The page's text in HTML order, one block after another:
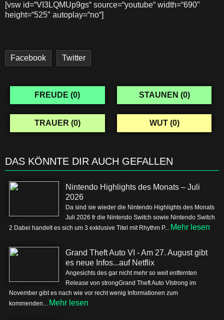
[vsw id=“VI3LQMUp9gs“ source=“youtube“ width=“690″
height=“525″ autoplay=“no“]
Facebook Twitter
FREUDE (0) STAUNEN (0)
TRAUER (0) WUT (0)
DAS KÖNNTE DIR AUCH GEFALLEN
Nintendo Highlights des Monats – Juli
2026
Da sind sie wieder die Nintendo Highlights des Monats
Juli 2026 fr die Nintendo Switch sowie Nintendo Switch
2 Dabei handelt es sich um 3 exklusive Titel mit Rhythm P... Mehr lesen
Grand Theft Auto VI - Am 27. August gibt
es neue Infos...auf Netflix
Angesichts des gar nicht mehr so weit entfernten
Release von strongGrand Theft Auto VIstrong im
November gibt es nach wie vor recht wenig Informationen zum
kommenden... Mehr lesen